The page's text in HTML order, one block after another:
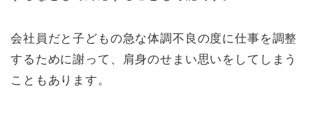
会社員だと子どもの急な体調不良の度に仕事を調整
するために謝って、肩身のせまい思いをしてしまう
こともあります。